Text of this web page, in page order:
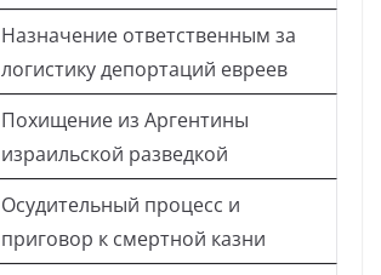
Назначение ответственным за
логистику депортаций евреев
Похищение из Аргентины
израильской разведкой
Осудительный процесс и
приговор к смертной казни